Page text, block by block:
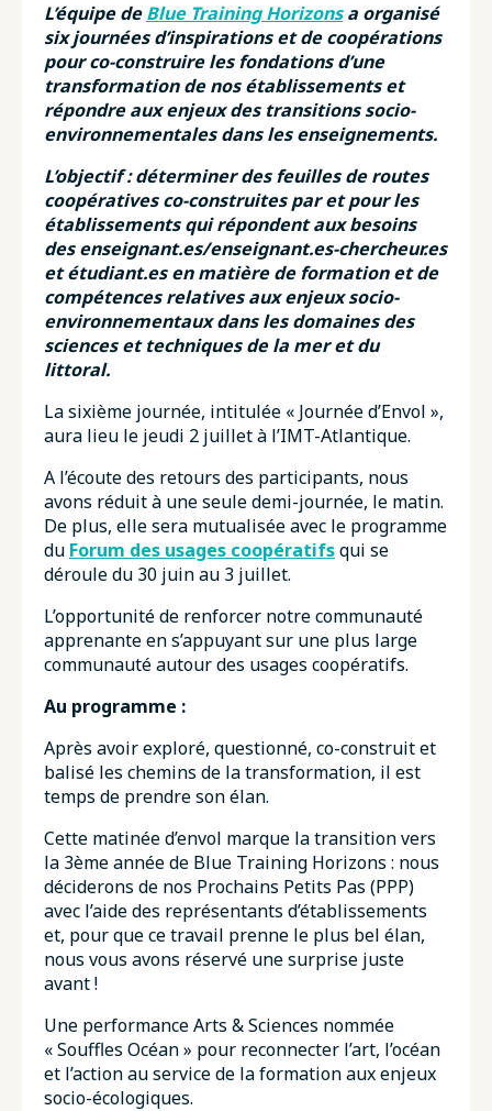
L’équipe deBlue Training Horizonsa organisé
six journées d’inspirations et de coopérations
pour co-construire les fondations d’une
transformation de nos établissements et
répondre aux enjeux des transitions socio-
environnementales dans les enseignements.
L’objectif : déterminer des feuilles de routes
coopératives co-construites par et pour les
établissements qui répondent aux besoins
des enseignant.es/enseignant.es-chercheur.es
et étudiant.es en matière de formation et de
compétences relatives aux enjeux socio-
environnementaux dans les domaines des
sciences et techniques de la mer et du
littoral.
La sixième journée, intitulée « Journée d’Envol »,
aura lieu le jeudi 2 juillet à l’IMT-Atlantique.
A l’écoute des retours des participants, nous
avons réduit à une seule demi-journée, le matin.
De plus, elle sera mutualisée avec le programme
du Forum des usages coopératifsqui se
déroule du 30 juin au 3 juillet.
L’opportunité de renforcer notre communauté
apprenante en s’appuyant sur une plus large
communauté autour des usages coopératifs.
Au programme :
Après avoir exploré, questionné, co-construit et
balisé les chemins de la transformation, il est
temps de prendre son élan.
Cette matinée d’envol marque la transition vers
la 3ème année de Blue Training Horizons : nous
déciderons de nos Prochains Petits Pas (PPP)
avec l’aide des représentants d’établissements
et, pour que ce travail prenne le plus bel élan,
nous vous avons réservé une surprise juste
avant !
Une performance Arts & Sciences nommée
« Souffles Océan » pour reconnecter l’art, l’océan
et l’action au service de la formation aux enjeux
socio-écologiques.